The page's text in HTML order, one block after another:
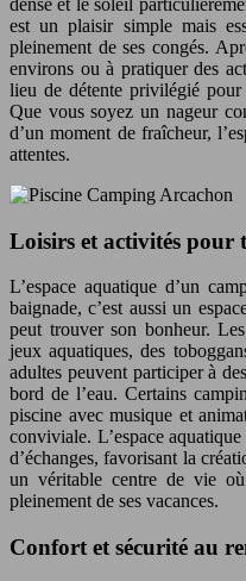
est un plaisir simple mais
pleinement de ses congés.
environs ou à pratiquer des
lieu de détente privilégié pour
Que vous soyez un nageur
d’un moment de fraîcheur,
attentes.
Loisirs et activités pour
L’espace aquatique d’un
baignade, c’est aussi un
peut trouver son bonheur.
jeux aquatiques, des
adultes peuvent participer à
bord de l’eau. Certains
piscine avec musique et
conviviale. L’espace
d’échanges, favorisant la
un véritable centre de vie
pleinement de ses vacances.
Confort et sécurité au